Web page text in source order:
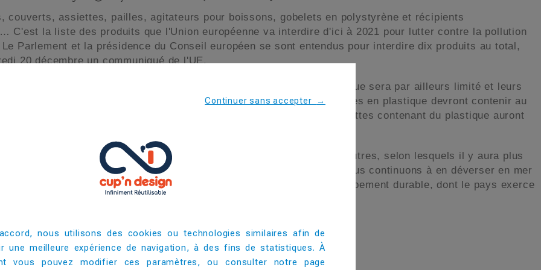
couverts, assiettes, pailles, agitateurs pour boissons, gobelets en polystyrène et récipients
C'est la liste des produits que l'Union européenne va interdire d'ici à 2021 pour lutter contre la pollution
Parlement et la présidence du Conseil européen se sont entendus pour interdire dix produits au total,
20 décembre un communiqué de l'UE.
tels que les emballages, les gobelets et les couvercles en plastique sera par ailleurs limité et leurs
être tenus de les éliminer dans certains cas. Toutes les bouteilles en plastique devront contenir au
de matières recyclées d’ici à 2030. Les producteurs de filtres de cigarettes contenant du plastique auront
tous entendu les avertissements du Forum économique mondial et d'autres, selon lesquels il y aura plus
que de poisson dans les océans d'ici à 2050 en termes de masse si nous continuons à en déverser en mer
a souligné Elisabeth Köstinger, ministre autrichienne du Développement durable, dont le pays exerce
Plastique Jetable
Continuer sans accepter →
nous utilisons des cookies ou technologies similaires afin de
une meilleure expérience de navigation, à des fins de statistiques. À
vous pouvez modifier ces paramètres, ou consulter notre page